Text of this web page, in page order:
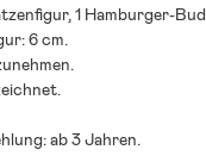
1 Hamburger-
6 cm.
ab 3 Jahren.